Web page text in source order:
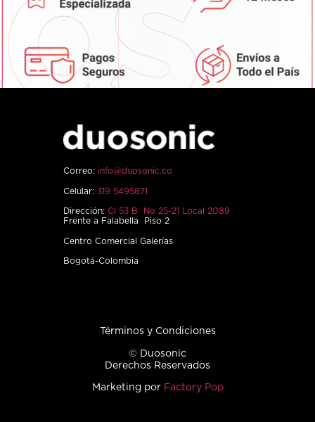
Correo: info@duosonic.co
Celular: 319 5495871
Dirección: Cl 53 B No 25-21 Local 2089
Frente a Falabella Piso 2
Centro Comercial Galerías
Bogotá-Colombia
Términos y Condiciones
© Duosonic
Derechos Reservados
Marketing por Factory Pop